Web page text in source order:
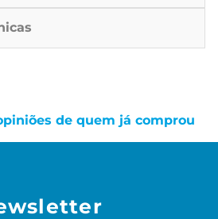
de quem já comprou